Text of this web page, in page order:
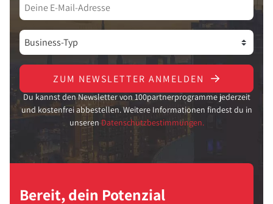
ZUM NEWSLETTER ANMELDEN
Du kannst den Newsletter von 100partnerprogramme jederzeit
und kostenfrei abbestellen. Weitere Informationen findest du in
unseren Datenschutzbestimmungen.
Bereit, dein Potenzial